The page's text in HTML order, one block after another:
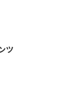
ツ